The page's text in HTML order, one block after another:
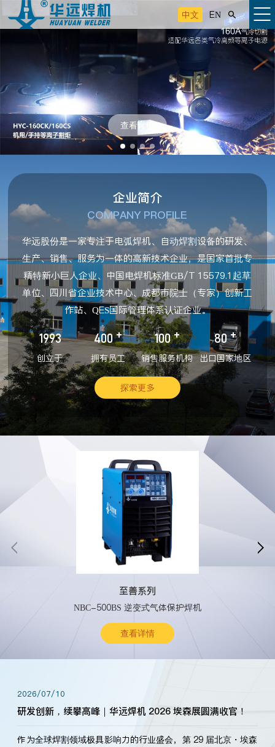
中文 EN 
查看详情
企业简介
COMPANY PROFILE
华远股份是一家专注于电弧焊机、自动焊割设备的研发、
生产、销售、服务为一体的高新技术企业，是国家首批专
精特新小巨人企业、中国电焊机标准GB/T 15579.1起草
单位、四川省企业技术中心、成都市院士（专家）创新工
作站、QES国际管理体系认证企业。
1993
创立于
400 +
拥有员工
100 +
销售服务机构
80 +
出口国家地区
探索更多
至善系列
NBC-500BS 逆变式气体保护焊机
查看详情
 
2026/07/10
研发创新，续攀高峰｜华远焊机 2026 埃森展圆满收官！
作为全球焊割领域极具影响力的行业盛会，第 29 届北京・埃森